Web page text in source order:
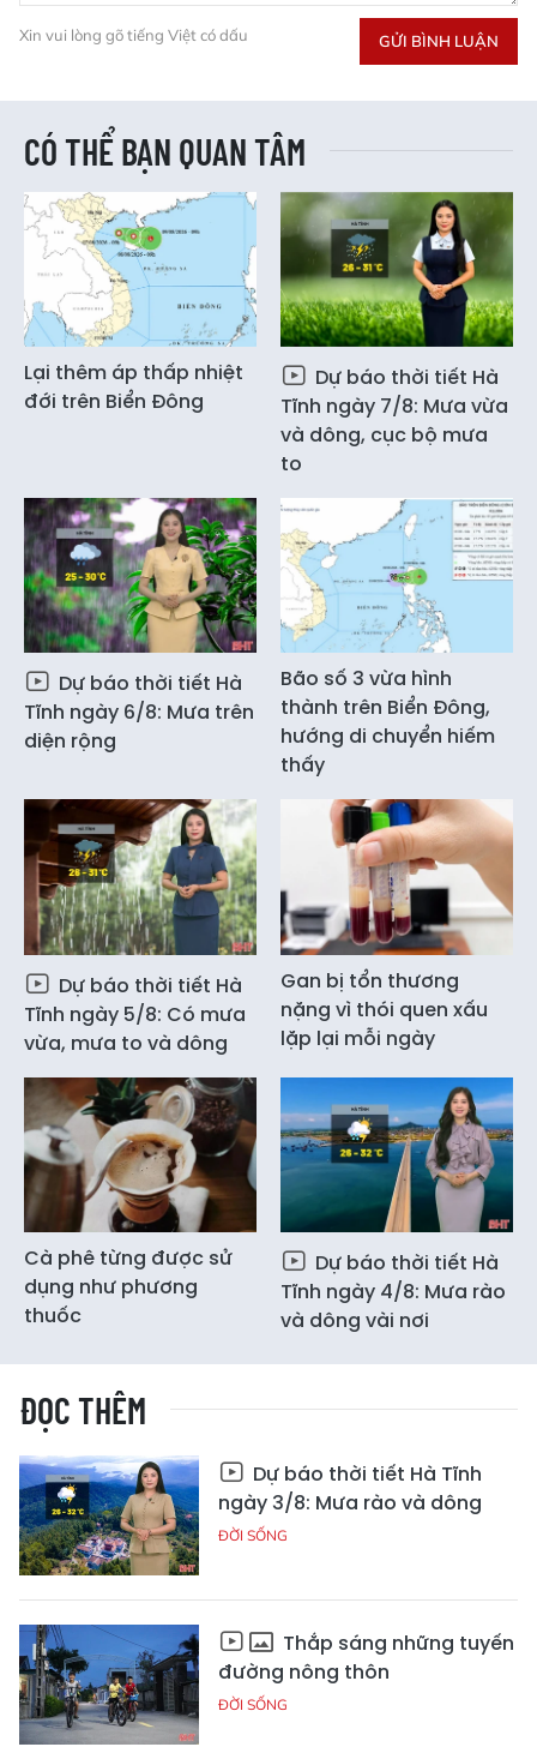
Xin vui lòng gõ tiếng Việt có dấu GỬI BÌNH LUẬN
CÓ THỂ BẠN QUAN TÂM
Lại thêm áp thấp nhiệt
đới trên Biển Đông
Dự báo thời tiết Hà
Tĩnh ngày 7/8: Mưa vừa
và dông, cục bộ mưa
to
Dự báo thời tiết Hà
Tĩnh ngày 6/8: Mưa trên
diện rộng
Bão số 3 vừa hình
thành trên Biển Đông,
hướng di chuyển hiếm
thấy
Dự báo thời tiết Hà
Tĩnh ngày 5/8: Có mưa
vừa, mưa to và dông
Gan bị tổn thương
nặng vì thói quen xấu
lặp lại mỗi ngày
Cà phê từng được sử
dụng như phương
thuốc
Dự báo thời tiết Hà
Tĩnh ngày 4/8: Mưa rào
và dông vài nơi
ĐỌC THÊM
Dự báo thời tiết Hà Tĩnh
ngày 3/8: Mưa rào và dông
ĐỜI SỐNG
Thắp sáng những tuyến
đường nông thôn
ĐỜI SỐNG